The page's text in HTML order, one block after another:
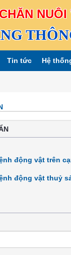
Tin tức Hệ
động vật trên
động vật thuỷ